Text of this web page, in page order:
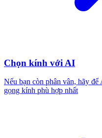
Chọn kính với AI
Nếu bạn còn phân vân, hãy
gọng kính phù hợp nhất